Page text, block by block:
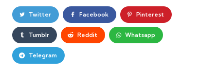
Twitter Facebook Pinterest
Tumblr Reddit Whatsapp
Telegram